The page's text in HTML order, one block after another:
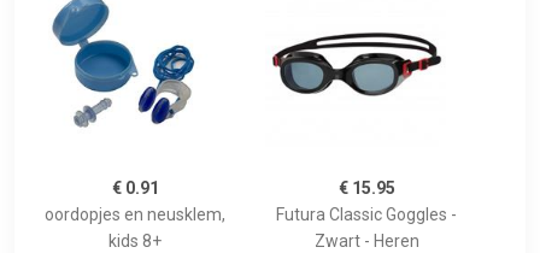
€ 0.91
oordopjes en neusklem,
kids 8+
€ 15.95
Futura Classic Goggles -
Zwart - Heren